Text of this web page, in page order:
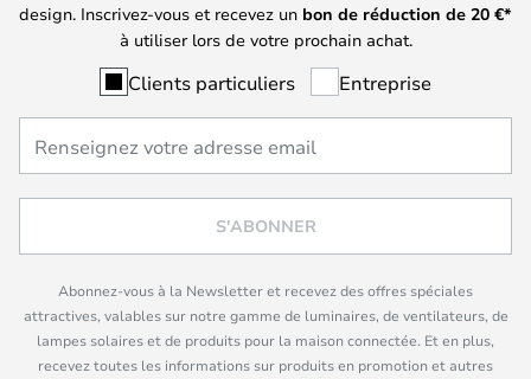
design. Inscrivez-vous et recevez un bon de réduction de 20 €*
à utiliser lors de votre prochain achat.
Clients particuliers Entreprise
S'ABONNER
Abonnez-vous à la Newsletter et recevez des offres spéciales
attractives, valables sur notre gamme de luminaires, de ventilateurs, de
lampes solaires et de produits pour la maison connectée. Et en plus,
recevez toutes les informations sur produits en promotion et autres